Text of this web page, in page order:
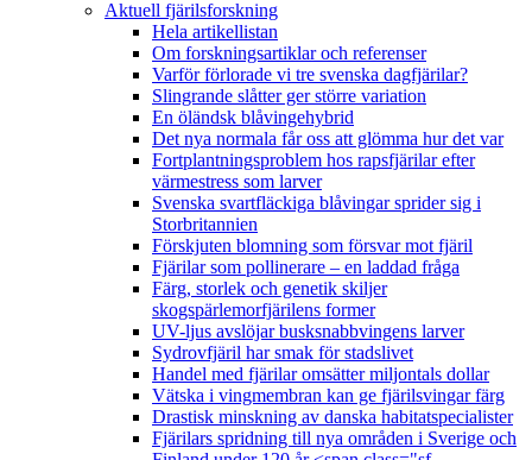
Aktuell fjärilsforskning
Hela artikellistan
Om forskningsartiklar och referenser
Varför förlorade vi tre svenska dagfjärilar?
Slingrande slåtter ger större variation
En öländsk blåvingehybrid
Det nya normala får oss att glömma hur det var
Fortplantningsproblem hos rapsfjärilar efter
värmestress som larver
Svenska svartfläckiga blåvingar sprider sig i
Storbritannien
Förskjuten blomning som försvar mot fjäril
Fjärilar som pollinerare – en laddad fråga
Färg, storlek och genetik skiljer
skogspärlemorfjärilens former
UV-ljus avslöjar busksnabbvingens larver
Sydrovfjäril har smak för stadslivet
Handel med fjärilar omsätter miljontals dollar
Vätska i vingmembran kan ge fjärilsvingar färg
Drastisk minskning av danska habitatspecialister
Fjärilars spridning till nya områden i Sverige och